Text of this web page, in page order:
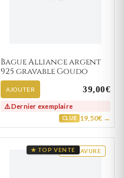
Bague Alliance argent
925 gravable Goudo
AJOUTER 39,00€
⚠️ Dernier exemplaire
CLUB 19,50€ →
GRAVURE
★ TOP VENTE